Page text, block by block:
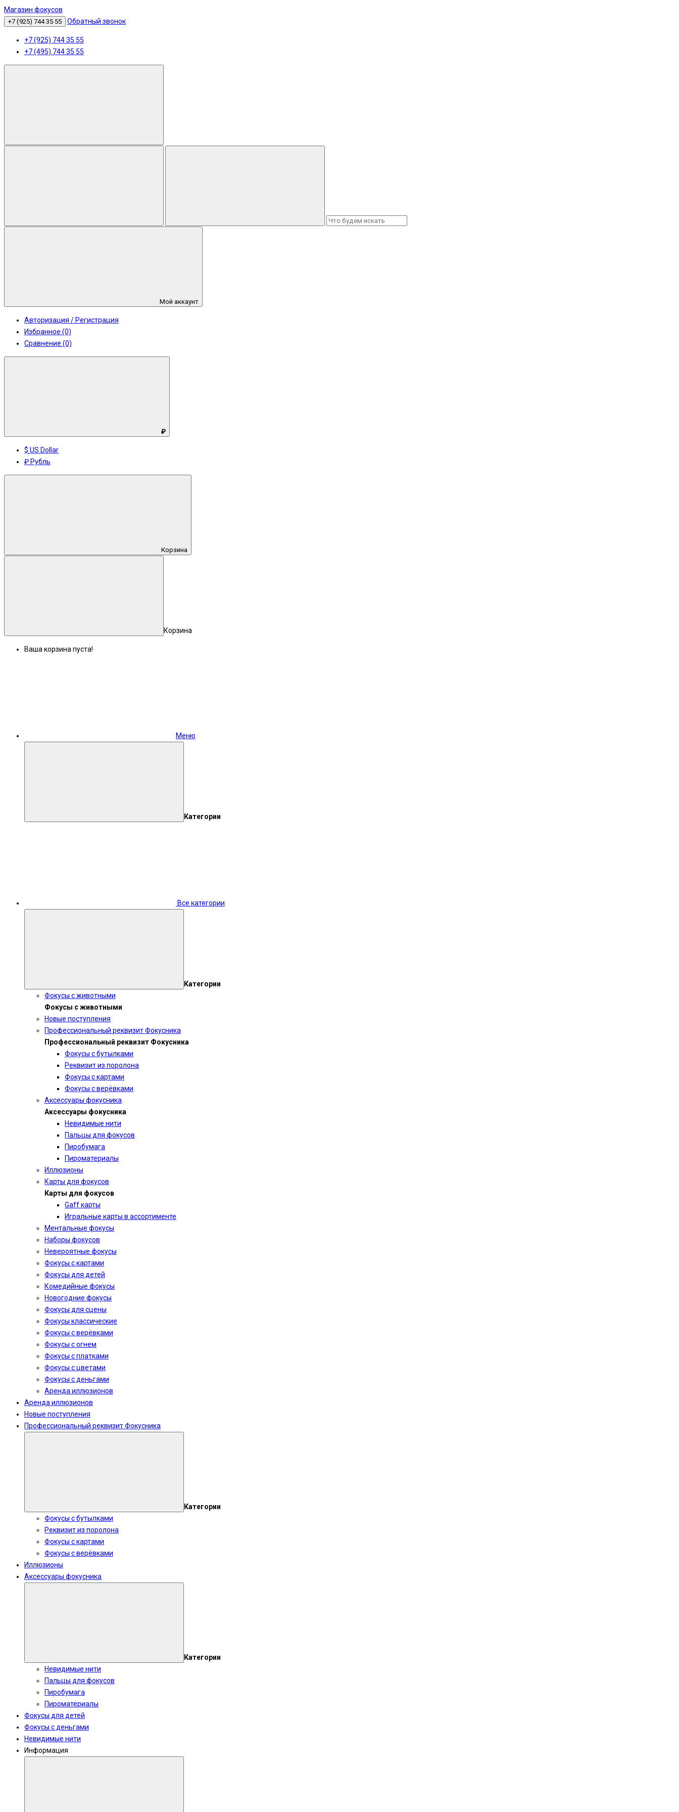
Магазин фокусов
+7 (925) 744 35 55 Обратный звонок
+7 (925) 744 35 55
+7 (495) 744 35 55
Мой аккаунт
Авторизация / Регистрация
Избранное (0)
Сравнение (0)
₽
$ US Dollar
₽ Рубль
Корзина
Корзина
Ваша корзина пуста!
Меню
Категории
Все категории
Категории
Фокусы с животными
Фокусы с животными
Новые поступления
Профессиональный реквизит Фокусника
Профессиональный реквизит Фокусника
Фокусы с бутылками
Реквизит из поролона
Фокусы с картами
Фокусы с верёвками
Аксессуары фокусника
Аксессуары фокусника
Невидимые нити
Пальцы для фокусов
Пиробумага
Пироматериалы
Иллюзионы
Карты для фокусов
Карты для фокусов
Gaff карты
Игральные карты в ассортименте
Ментальные фокусы
Наборы фокусов
Невероятные фокусы
Фокусы с картами
Фокусы для детей
Комедийные фокусы
Новогодние фокусы
Фокусы для сцены
Фокусы классические
Фокусы с верёвками
Фокусы с огнем
Фокусы с платками
Фокусы с цветами
Фокусы с деньгами
Аренда иллюзионов
Аренда иллюзионов
Новые поступления
Профессиональный реквизит Фокусника
Категории
Фокусы с бутылками
Реквизит из поролона
Фокусы с картами
Фокусы с верёвками
Иллюзионы
Аксессуары фокусника
Категории
Невидимые нити
Пальцы для фокусов
Пиробумага
Пироматериалы
Фокусы для детей
Фокусы с деньгами
Невидимые нити
Информация